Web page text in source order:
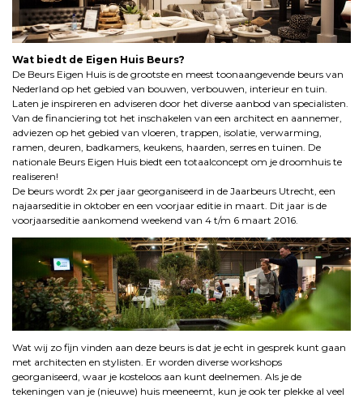
Wat biedt de Eigen Huis Beurs?
De Beurs Eigen Huis is de grootste en meest toonaangevende beurs van
Nederland op het gebied van bouwen, verbouwen, interieur en tuin.
Laten je inspireren en adviseren door het diverse aanbod van specialisten.
Van de financiering tot het inschakelen van een architect en aannemer,
adviezen op het gebied van vloeren, trappen, isolatie, verwarming,
ramen, deuren, badkamers, keukens, haarden, serres en tuinen. De
nationale Beurs Eigen Huis biedt een totaalconcept om je droomhuis te
realiseren!
De beurs wordt 2x per jaar georganiseerd in de Jaarbeurs Utrecht, een
najaarseditie in oktober en een voorjaar editie in maart. Dit jaar is de
voorjaarseditie aankomend weekend van 4 t/m 6 maart 2016.
Wat wij zo fijn vinden aan deze beurs is dat je echt in gesprek kunt gaan
met architecten en stylisten. Er worden diverse workshops
georganiseerd, waar je kosteloos aan kunt deelnemen. Als je de
tekeningen van je (nieuwe) huis meeneemt, kun je ook ter plekke al veel